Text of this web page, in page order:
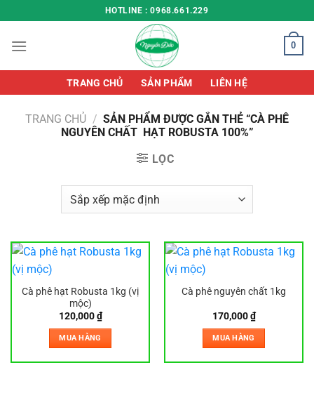
đến
nội
HOTLINE : 0968.661.229
0
TRANG CHỦ SẢN PHẨM LIÊN HỆ
TRANG CHỦ / SẢN PHẨM ĐƯỢC GẮN THẺ “CÀ PHÊ
NGUYÊN CHẤT HẠT ROBUSTA 100%”
LỌC
Cà phê hạt Robusta 1kg (vị
mộc)
120,000₫
MUA HÀNG
Cà phê nguyên chất 1kg
170,000₫
MUA HÀNG